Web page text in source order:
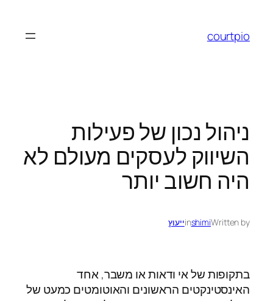
courtpio
ניהול נכון של פעילות
השיווק לעסקים מעולם לא
היה חשוב יותר
Written by
shimi
inייעוץ
בתקופות של אי ודאות או משבר, אחד
האינסטינקטים הראשונים והאוטומטים כמעט של